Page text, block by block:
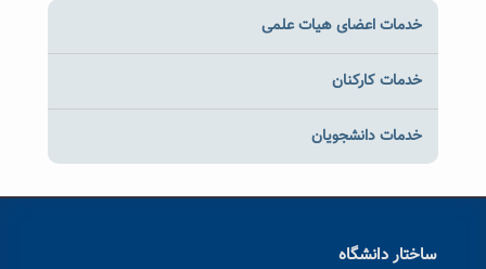
خدمات اعضای هیات علمی
خدمات کارکنان
خدمات دانشجویان
ساختار دانشگاه